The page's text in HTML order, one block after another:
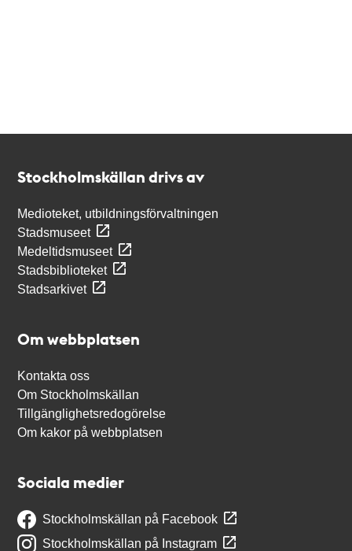
Stockholmskällan drivs av
Medioteket, utbildningsförvaltningen
Stadsmuseet
Medeltidsmuseet
Stadsbiblioteket
Stadsarkivet
Om webbplatsen
Kontakta oss
Om Stockholmskällan
Tillgänglighetsredogörelse
Om kakor på webbplatsen
Sociala medier
Stockholmskällan på Facebook
Stockholmskällan på Instagram